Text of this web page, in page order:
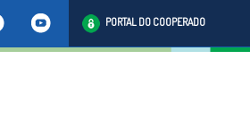
PORTAL DO COOPERADO